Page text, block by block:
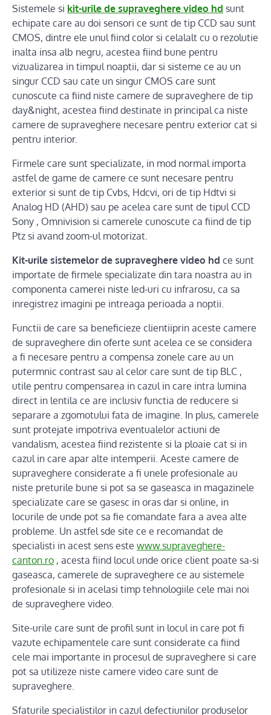
Sistemele si kit-urile de supraveghere video hd sunt
echipate care au doi sensori ce sunt de tip CCD sau sunt
CMOS, dintre ele unul fiind color si celalalt cu o rezolutie
inalta insa alb negru, acestea fiind bune pentru
vizualizarea in timpul noaptii, dar si sisteme ce au un
singur CCD sau cate un singur CMOS care sunt
cunoscute ca fiind niste camere de supraveghere de tip
day&night, acestea fiind destinate in principal ca niste
camere de supraveghere necesare pentru exterior cat si
pentru interior.
Firmele care sunt specializate, in mod normal importa
astfel de game de camere ce sunt necesare pentru
exterior si sunt de tip Cvbs, Hdcvi, ori de tip Hdtvi si
Analog HD (AHD) sau pe acelea care sunt de tipul CCD
Sony , Omnivision si camerele cunoscute ca fiind de tip
Ptz si avand zoom-ul motorizat.
Kit-urile sistemelor de supraveghere video hd ce sunt
importate de firmele specializate din tara noastra au in
componenta camerei niste led-uri cu infrarosu, ca sa
inregistrez imagini pe intreaga perioada a noptii.
Functii de care sa beneficieze clientiiprin aceste camere
de supraveghere din oferte sunt acelea ce se considera
a fi necesare pentru a compensa zonele care au un
putermnic contrast sau al celor care sunt de tip BLC ,
utile pentru compensarea in cazul in care intra lumina
direct in lentila ce are inclusiv functia de reducere si
separare a zgomotului fata de imagine. In plus, camerele
sunt protejate impotriva eventualelor actiuni de
vandalism, acestea fiind rezistente si la ploaie cat si in
cazul in care apar alte intemperii. Aceste camere de
supraveghere considerate a fi unele profesionale au
niste preturile bune si pot sa se gaseasca in magazinele
specializate care se gasesc in oras dar si online, in
locurile de unde pot sa fie comandate fara a avea alte
probleme. Un astfel sde site ce e recomandat de
specialisti in acest sens este www.supraveghere-
canton.ro , acesta fiind locul unde orice client poate sa-si
gaseasca, camerele de supraveghere ce au sistemele
profesionale si in acelasi timp tehnologiile cele mai noi
de supraveghere video.
Site-urile care sunt de profil sunt in locul in care pot fi
vazute echipamentele care sunt considerate ca fiind
cele mai importante in procesul de supraveghere si care
pot sa utilizeze niste camere video care sunt de
supraveghere.
Sfaturile specialistilor in cazul defectiunilor produselor